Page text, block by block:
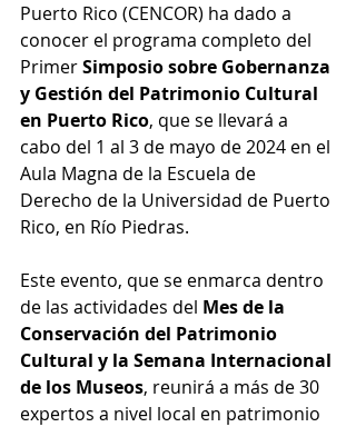
Puerto Rico (CENCOR) ha dado a
conocer el programa completo del
Primer Simposio sobre Gobernanza
y Gestión del Patrimonio Cultural
en Puerto Rico, que se llevará a
cabo del 1 al 3 de mayo de 2024 en el
Aula Magna de la Escuela de
Derecho de la Universidad de Puerto
Rico, en Río Piedras.
Este evento, que se enmarca dentro
de las actividades del Mes de la
Conservación del Patrimonio
Cultural y la Semana Internacional
de los Museos, reunirá a más de 30
expertos a nivel local en patrimonio